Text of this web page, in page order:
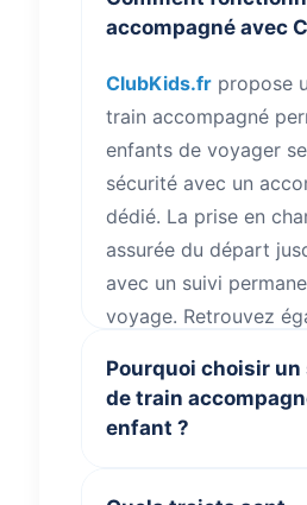
accompagné avec
ClubKids.frpropose
train accompagné
enfants de voyager
sécurité avec un
dédié. La prise en
assurée du départ
avec un suivi
voyage. Retrouvez
votre voyage.
Pourquoi choisir un
de train
enfant ?